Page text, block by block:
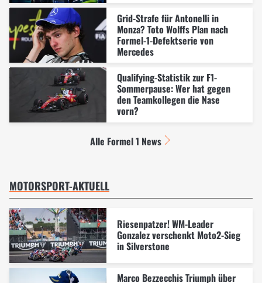
Grid-Strafe für Antonelli in
Monza? Toto Wolffs Plan nach
Formel-1-Defektserie von
Mercedes
Qualifying-Statistik zur F1-
Sommerpause: Wer hat gegen
den Teamkollegen die Nase
vorn?
Alle Formel 1 News
MOTORSPORT-AKTUELL
Riesenpatzer! WM-Leader
Gonzalez verschenkt Moto2-Sieg
in Silverstone
Marco Bezzecchis Triumph über